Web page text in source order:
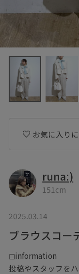
お気に入り
runa:)
151cm
2025.03.14
ブラウスコー
◻︎information
投稿やスタッフを